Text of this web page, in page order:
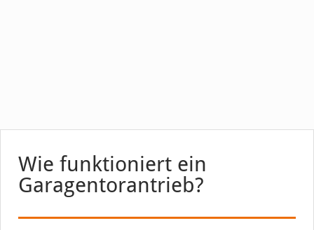
Wie funktioniert ein
Garagentorantrieb?